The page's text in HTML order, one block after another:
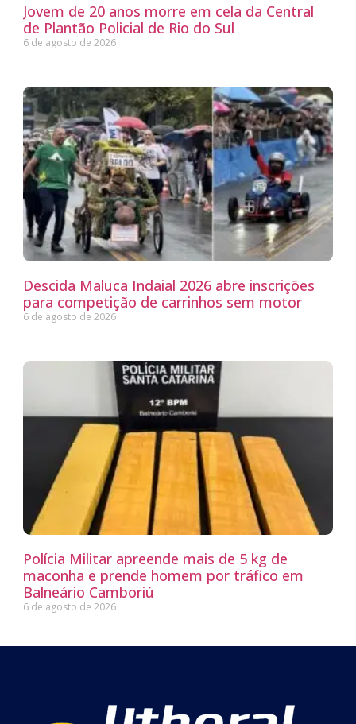
Jovem de 20 anos morre em cela da Central
de Plantão Policial de Rio do Sul
6 de agosto de 2026
Descida Maluca Indaial 2026 abre inscrições
para competição de carrinhos sem motor
6 de agosto de 2026
Polícia Militar apreende mais de 5 kg de
maconha e prende homem por tráfico em
Balneário Camboriú
6 de agosto de 2026